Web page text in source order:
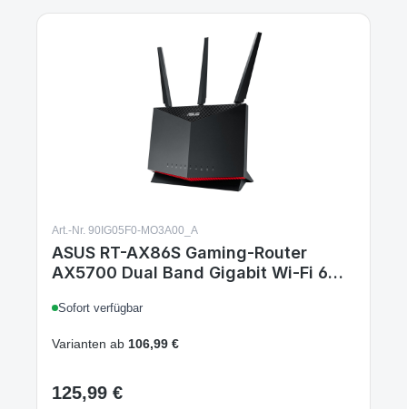
Art.-Nr. 90IG05F0-MO3A00_A
ASUS RT-AX86S Gaming-Router
AX5700 Dual Band Gigabit Wi-Fi 6
AiProtection TrendMicro kompatibel
Adaptive QoS Gaming AX5700
Sofort verfügbar
Varianten ab 106,99 €
Regulärer Preis:
125,99 €